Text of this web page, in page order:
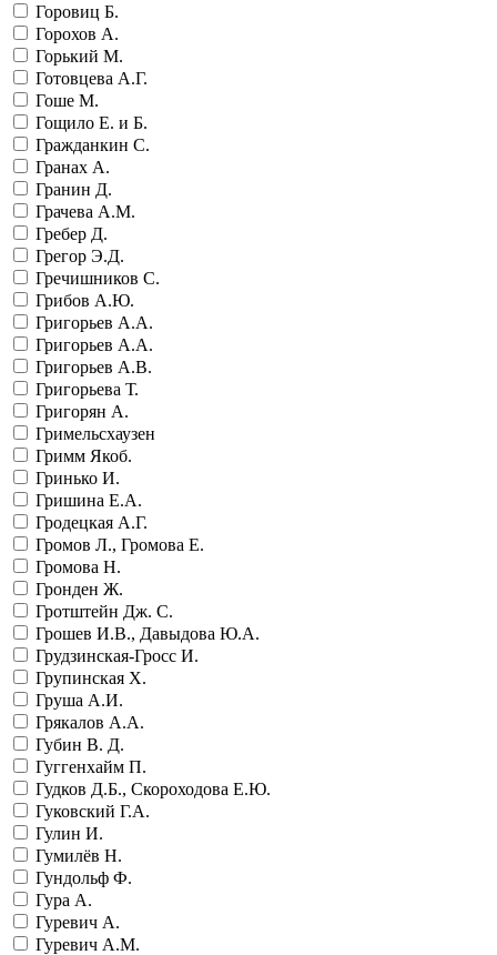
Горовиц Б.
Горохов А.
Горький М.
Готовцева А.Г.
Гоше М.
Гощило Е. и Б.
Гражданкин С.
Гранах А.
Гранин Д.
Грачева А.М.
Гребер Д.
Грегор Э.Д.
Гречишников С.
Грибов А.Ю.
Григорьев А.А.
Григорьев А.А.
Григорьев А.В.
Григорьева Т.
Григорян А.
Гримельсхаузен
Гримм Якоб.
Гринько И.
Гришина Е.А.
Гродецкая А.Г.
Громов Л., Громова Е.
Громова Н.
Гронден Ж.
Гротштейн Дж. С.
Грошев И.В., Давыдова Ю.А.
Грудзинская-Гросс И.
Групинская Х.
Груша А.И.
Грякалов А.А.
Губин В. Д.
Гуггенхайм П.
Гудков Д.Б., Скороходова Е.Ю.
Гуковский Г.А.
Гулин И.
Гумилёв Н.
Гундольф Ф.
Гура А.
Гуревич А.
Гуревич А.М.